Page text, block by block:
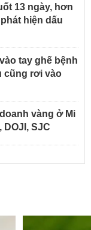
13 ngày, hơn
hiện dấu
tay ghế bệnh
cũng rơi vào
vàng ở Mi
DOJI, SJC